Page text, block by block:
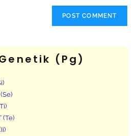
(pg)
(Te)